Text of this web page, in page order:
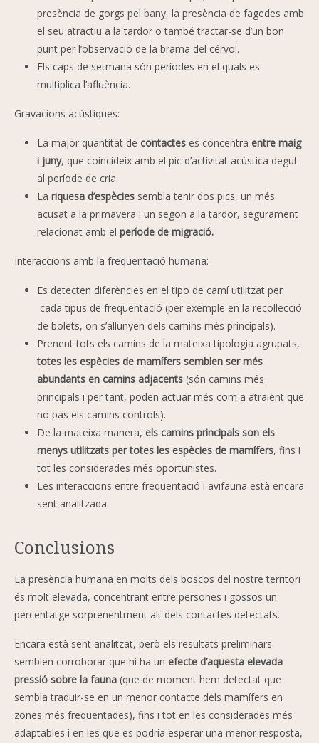
presència de gorgs pel bany, la presència de fagedes amb
el seu atractiu a la tardor o també tractar-se d’un bon
punt per l’observació de la brama del cérvol.
Els caps de setmana són períodes en el quals es
multiplica l’afluència.
Gravacions acústiques:
La major quantitat de contactes es concentra entre maig
i juny, que coincideix amb el pic d’activitat acústica degut
al període de cria.
La riquesa d’espècies sembla tenir dos pics, un més
acusat a la primavera i un segon a la tardor, segurament
relacionat amb el període de migració.
Interaccions amb la freqüentació humana:
Es detecten diferències en el tipo de camí utilitzat per
cada tipus de freqüentació (per exemple en la recol·lecció
de bolets, on s’allunyen dels camins més principals).
Prenent tots els camins de la mateixa tipologia agrupats,
totes les espècies de mamífers semblen ser més
abundants en camins adjacents (són camins més
principals i per tant, poden actuar més com a atraient que
no pas els camins controls).
De la mateixa manera, els camins principals son els
menys utilitzats per totes les espècies de mamífers, fins i
tot les considerades més oportunistes.
Les interaccions entre freqüentació i avifauna està encara
sent analitzada.
Conclusions
La presència humana en molts dels boscos del nostre territori
és molt elevada, concentrant entre persones i gossos un
percentatge sorprenentment alt dels contactes detectats.
Encara està sent analitzat, però els resultats preliminars
semblen corroborar que hi ha un efecte d’aquesta elevada
pressió sobre la fauna (que de moment hem detectat que
sembla traduir-se en un menor contacte dels mamífers en
zones més freqüentades), fins i tot en les considerades més
adaptables i en les que es podria esperar una menor resposta,